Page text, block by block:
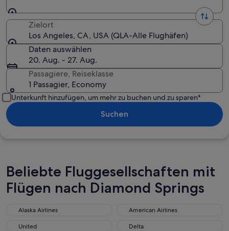
Zielort
Los Angeles, CA, USA (QLA-Alle Flughäfen)
Daten auswählen
20. Aug. - 27. Aug.
Passagiere, Reiseklasse
1 Passagier, Economy
Unterkunft hinzufügen, um mehr zu buchen und zu sparen*
Suchen
Beliebte Fluggesellschaften mit
Flügen nach Diamond Springs
Alaska Airlines
Alaska Airlines American Airlines
American Airlines
United
United Delta
Delta